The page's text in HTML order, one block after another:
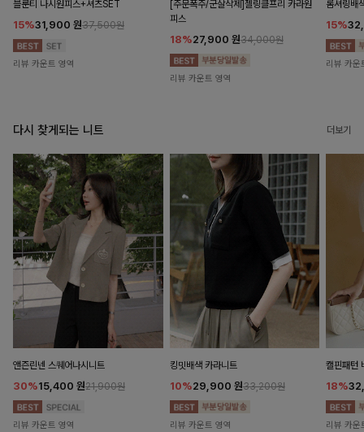
블룬티 나시원피스+셔츠SET
15%31,900 원37,500원
리뷰 카운트 영역
[주문폭주/군살삭제]젤링클프리 카라원
피스
18%27,900 원34,000원
리뷰 카운트 영역
롬셔링배
15%
리뷰 카운
다시 찾게되는 니트 더보기
앤즌린넨 스퀘어나시니트
30%15,400 원21,900원
리뷰 카운트 영역
킹밋배색 카라니트
10%29,900 원33,200원
리뷰 카운트 영역
캘핀패턴
18%
리뷰 카운